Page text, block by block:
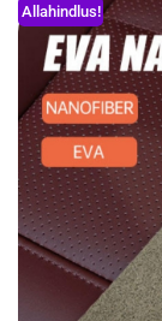
Allahindlus!